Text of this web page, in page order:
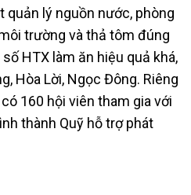
quản lý nguồn nước, phòng
trường và thả tôm đúng
HTX làm ăn hiệu quả khá,
Hòa Lời, Ngọc Đông. Riêng
160 hội viên tham gia với
thành Quỹ hỗ trợ phát